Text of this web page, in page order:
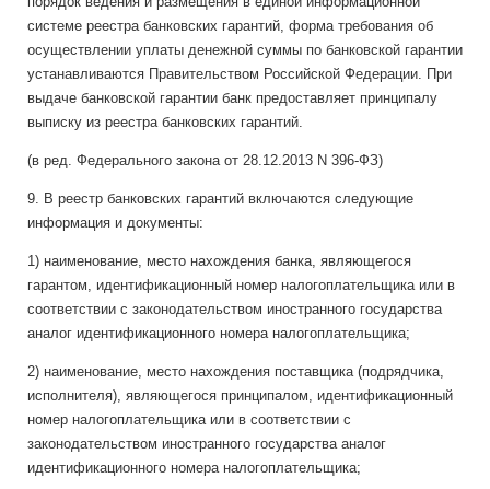
системе реестра банковских гарантий, форма требования об
осуществлении уплаты денежной суммы по банковской гарантии
устанавливаются Правительством Российской Федерации. При
выдаче банковской гарантии банк предоставляет принципалу
выписку из реестра банковских гарантий.
(в ред. Федерального закона от 28.12.2013 N 396-ФЗ)
9. В реестр банковских гарантий включаются следующие
информация и документы:
1) наименование, место нахождения банка, являющегося
гарантом, идентификационный номер налогоплательщика или в
соответствии с законодательством иностранного государства
аналог идентификационного номера налогоплательщика;
2) наименование, место нахождения поставщика (подрядчика,
исполнителя), являющегося принципалом, идентификационный
номер налогоплательщика или в соответствии с
законодательством иностранного государства аналог
идентификационного номера налогоплательщика;